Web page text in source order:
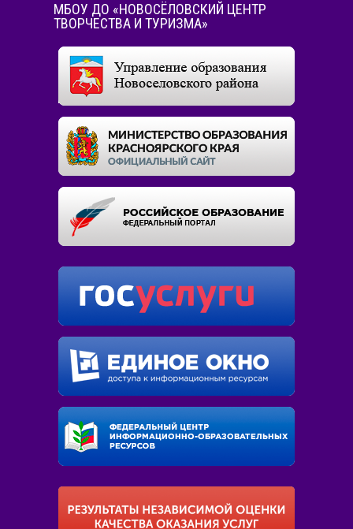
МБОУ ДО «НОВОСЁЛОВСКИЙ ЦЕНТР
ТВОРЧЕСТВА И ТУРИЗМА»